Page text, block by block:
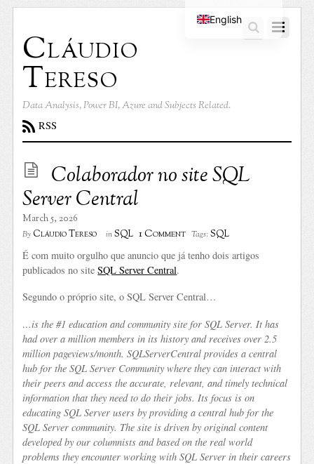
Cláudio
Tereso
Data Analysis, Power BI, Azure and Subjects Related.
RSS
Colaborador no site SQL
Server Central
March 5, 2026
By Cláudio Tereso inSQL 1 Comment Tags:SQL
É com muito orgulho que anuncio que já tenho dois artigos
publicados no siteSQL Server Central.
Segundo o próprio site, o SQL Server Central…
…is the #1 education and community site for SQL Server. It has
had over a million members in its history and receives over 2.5
million pageviews/month. SQLServerCentral provides a central
hub for the SQL Server Community where they can interact with
their peers and access the accurate, relevant, and timely technical
information that they need to do their jobs. Its focus is on
educating SQL Server users by providing a central hub for the
SQL Server community. The site is driven by original content
developed by our columnists and based on the real world
problems they encounter working with SQL Server in their careers
English